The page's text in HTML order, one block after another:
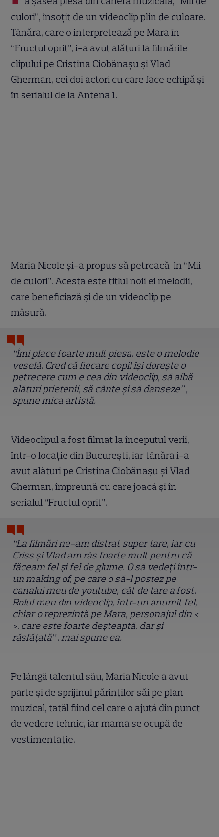
culori”, însoțit de un videoclip plin de culoare.
Tânăra, care o interpretează pe Mara în
“Fructul oprit”, i-a avut alături la filmările
clipului pe Cristina Ciobănașu și Vlad
Gherman, cei doi actori cu care face echipă și
în serialul de la Antena 1.
Maria Nicole și-a propus să petreacă în “Mii
de culori”. Acesta este titlul noii ei melodii,
care beneficiază și de un videoclip pe
măsură.
“Îmi place foarte mult piesa, este o melodie
veselă. Cred că fiecare copil își dorește o
petrecere cum e cea din videoclip, să aibă
alături prietenii, să cânte și să danseze” ,
spune mica artistă.
Videoclipul a fost filmat la începutul verii,
într-o locație din București, iar tânăra i-a
avut alături pe Cristina Ciobănașu și Vlad
Gherman, împreună cu care joacă și în
serialul “Fructul oprit”.
“La filmări ne-am distrat super tare, iar cu
Criss și Vlad am râs foarte mult pentru că
făceam fel și fel de glume. O să vedeți într-
un making of, pe care o să-l postez pe
canalul meu de youtube, cât de tare a fost.
Rolul meu din videoclip, într-un anumit fel,
chiar o reprezintă pe Mara, personajul din <
>, care este foarte deșteaptă, dar și
răsfățată” , mai spune ea.
Pe lângă talentul său, Maria Nicole a avut
parte și de sprijinul părinților săi pe plan
muzical, tatăl fiind cel care o ajută din punct
de vedere tehnic, iar mama se ocupă de
vestimentație.